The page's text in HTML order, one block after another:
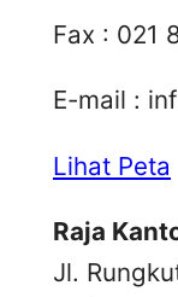
Fax : 021
E-mail :
Lihat Peta
Raja
Jl.